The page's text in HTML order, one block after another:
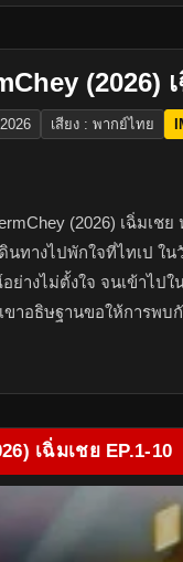
(2026)
เสียง : พากย์ไทย
(2026) เฉิ่มเช
นทางไปพักใจที่ไทเป ใ
ย่างไม่ตั้งใจ จนเข้าไป
าอธิษฐานขอให้การพบ
เฉิ่มเชย EP.1-10